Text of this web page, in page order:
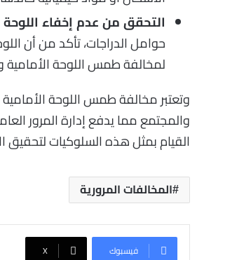
التحقق من عدم إخفاء
حوامل الدراجات، تأكد من أن
لمخالفة طمس اللوحة الأمامية
وتعتبر مخالفة طمس اللوحة
والمجتمع مما يدفع إدارة المرور
القيام بمثل هذه السلوكيات
المخالفات المرورية
فيسبوك ‫X